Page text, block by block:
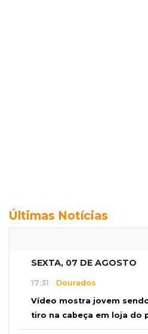
Últimas Notícias
SEXTA, 07 DE AGOSTO
17:31 Dourados
Vídeo mostra jovem
tiro na cabeça em loja do